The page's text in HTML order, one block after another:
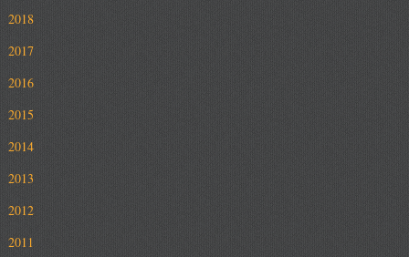
2018
2017
2016
2015
2014
2013
2012
2011